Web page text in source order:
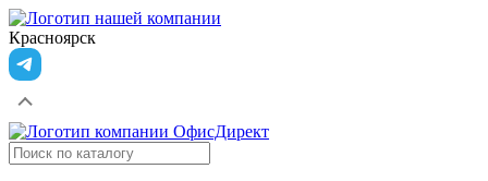
Красноярск